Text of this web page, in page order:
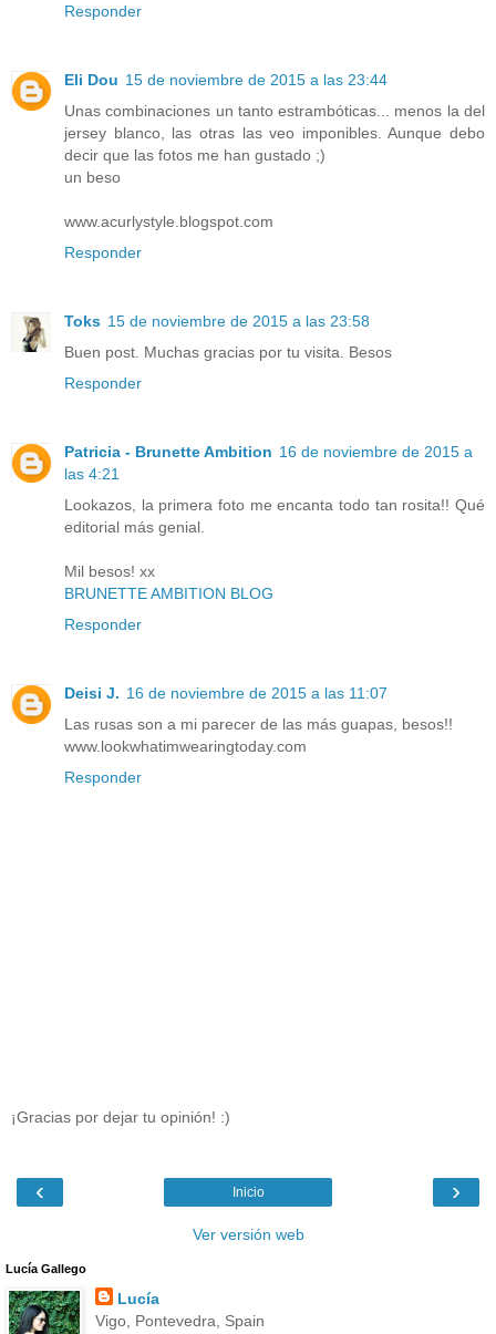
Responder
Eli Dou 15 de noviembre de 2015 a las 23:44
Unas combinaciones un tanto estrambóticas... menos la del
jersey blanco, las otras las veo imponibles. Aunque debo
decir que las fotos me han gustado ;)
un beso
www.acurlystyle.blogspot.com
Responder
Toks 15 de noviembre de 2015 a las 23:58
Buen post. Muchas gracias por tu visita. Besos
Responder
Patricia - Brunette Ambition 16 de noviembre de 2015 a
las 4:21
Lookazos, la primera foto me encanta todo tan rosita!! Qué
editorial más genial.
Mil besos! xx
BRUNETTE AMBITION BLOG
Responder
Deisi J. 16 de noviembre de 2015 a las 11:07
Las rusas son a mi parecer de las más guapas, besos!!
www.lookwhatimwearingtoday.com
Responder
¡Gracias por dejar tu opinión! :)
‹ ›
Inicio
Ver versión web
Lucía Gallego
Lucía
Vigo, Pontevedra, Spain